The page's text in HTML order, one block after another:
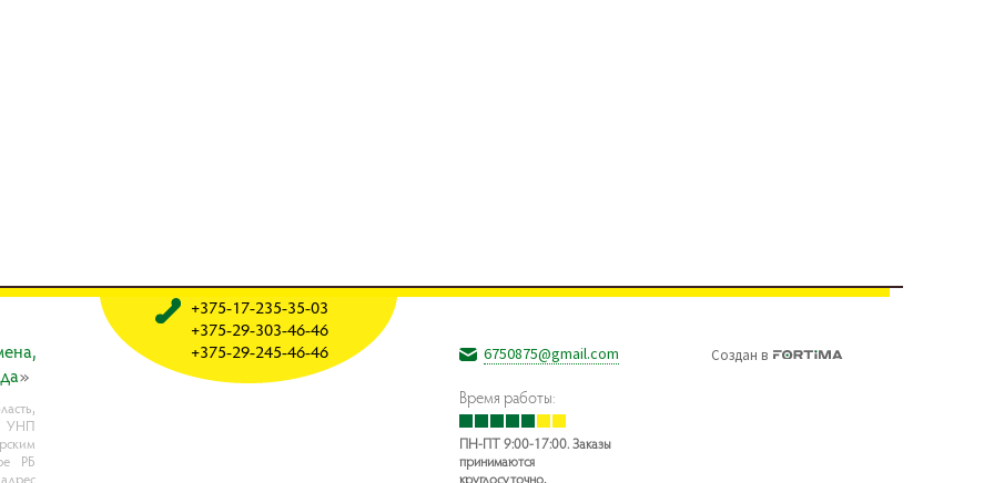
»
УНП
РБ
+375-17-235-35-03
+375-29-303-46-46
+375-29-245-46-46
6750875@gmail.com
Время работы:
ПН-ПТ 9:00-17:00. Заказы
принимаются
круглосуточно,
Создан в